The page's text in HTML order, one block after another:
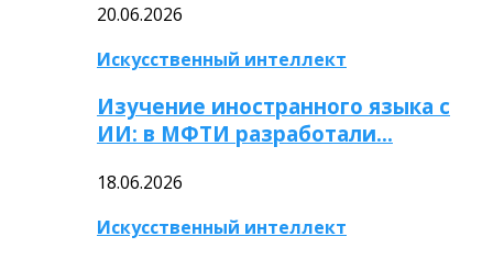
20.06.2026
Искусственный интеллект
Изучение иностранного языка с
ИИ: в МФТИ разработали…
18.06.2026
Искусственный интеллект